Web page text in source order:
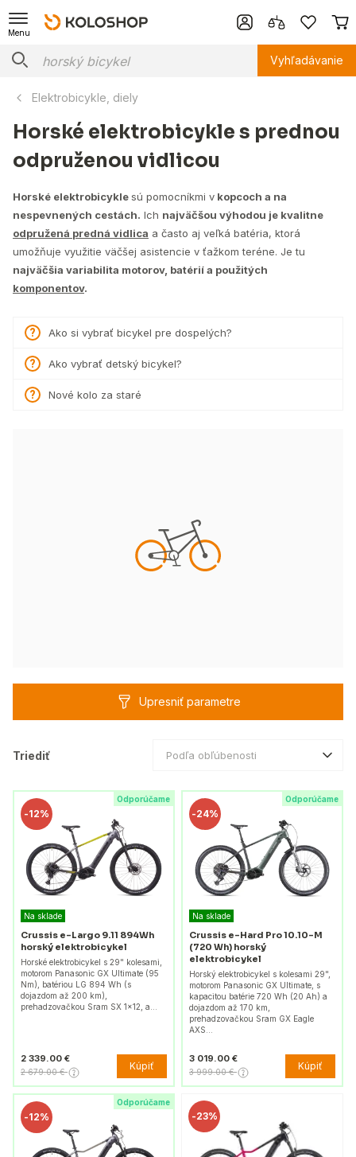
Menu
Vyhľadávanie
Elektrobicykle, diely
Horské elektrobicykle s prednou
odpruženou vidlicou
Horské elektrobicyklesú pomocníkmi v kopcoch a na
nespevnených cestách. Ich najväčšou výhodou je kvalitne
odpružená predná vidlica a často aj veľká batéria, ktorá
umožňuje využitie väčšej asistencie v ťažkom teréne. Je tu
najväčšia variabilita motorov, batérií a použitých
komponentov.
Ako si vybrať bicykel pre dospelých?
Ako vybrať detský bicykel?
Nové kolo za staré
Upresniť parametre
Triediť Podľa obľúbenosti
Odporúčame
-12%
Na sklade
Crussis e-Largo 9.11 894Wh
horský elektrobicykel
Horské elektrobicykel s 29" kolesami,
motorom Panasonic GX Ultimate (95
Nm), batériou LG 894 Wh (s
dojazdom až 200 km),
prehadzovačkou Sram SX 1x12, a…
2 339.00 €
2 679.00 € Kúpiť
Odporúčame
-24%
Na sklade
Crussis e-Hard Pro 10.10-M
(720 Wh) horský
elektrobicykel
Horský elektrobicykel s kolesami 29",
motorom Panasonic GX Ultimate, s
kapacitou batérie 720 Wh (20 Ah) a
dojazdom až 170 km,
prehadzovačkou Sram GX Eagle
AXS…
3 019.00 €
3 999.00 € Kúpiť
Odporúčame
-12% -23%